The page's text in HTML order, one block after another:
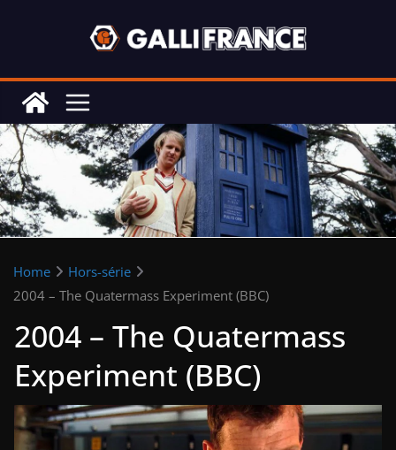
Home
Hors-série
2004 – The Quatermass Experiment (BBC)
2004 – The Quatermass
Experiment (BBC)